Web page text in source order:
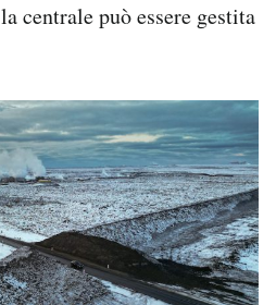
centrale può essere gestita